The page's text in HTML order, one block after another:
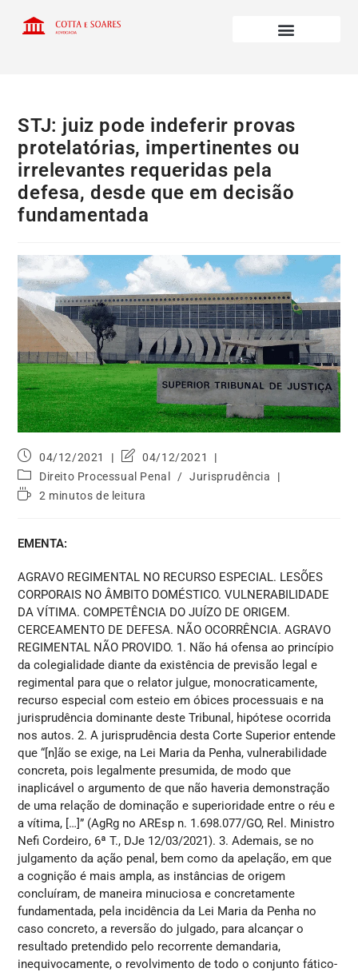
STJ: juiz pode indeferir provas
protelatórias, impertinentes ou
irrelevantes requeridas pela
defesa, desde que em decisão
fundamentada
04/12/2021
04/12/2021
Direito Processual Penal
/ Jurisprudência
2 minutos de leitura
EMENTA:
AGRAVO REGIMENTAL NO RECURSO ESPECIAL. LESÕES
CORPORAIS NO ÂMBITO DOMÉSTICO. VULNERABILIDADE
DA VÍTIMA. COMPETÊNCIA DO JUÍZO DE ORIGEM.
CERCEAMENTO DE DEFESA. NÃO OCORRÊNCIA. AGRAVO
REGIMENTAL NÃO PROVIDO. 1. Não há ofensa ao princípio
da colegialidade diante da existência de previsão legal e
regimental para que o relator julgue, monocraticamente,
recurso especial com esteio em óbices processuais e na
jurisprudência dominante deste Tribunal, hipótese ocorrida
nos autos. 2. A jurisprudência desta Corte Superior entende
que “[n]ão se exige, na Lei Maria da Penha, vulnerabilidade
concreta, pois legalmente presumida, de modo que
inaplicável o argumento de que não haveria demonstração
de uma relação de dominação e superioridade entre o réu e
a vítima, […]” (AgRg no AREsp n. 1.698.077/GO, Rel. Ministro
Nefi Cordeiro, 6ª T., DJe 12/03/2021). 3. Ademais, se no
julgamento da ação penal, bem como da apelação, em que
a cognição é mais ampla, as instâncias de origem
concluíram, de maneira minuciosa e concretamente
fundamentada, pela incidência da Lei Maria da Penha no
caso concreto, a reversão do julgado, para alcançar o
resultado pretendido pelo recorrente demandaria,
inequivocamente, o revolvimento de todo o conjunto fático-